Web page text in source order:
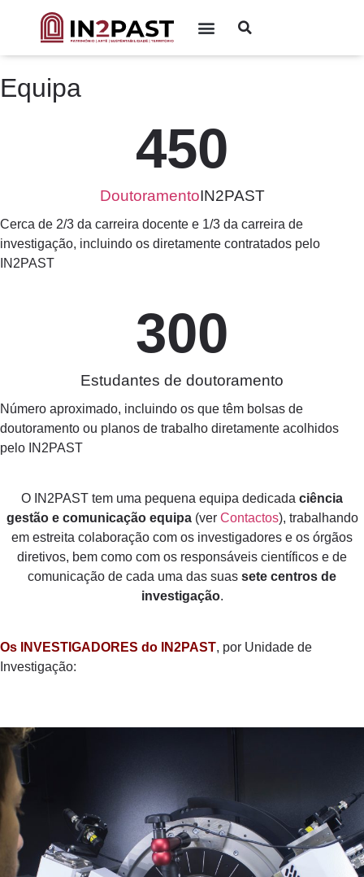
Equipa
DoutoramentoIN2PAST
450
Cerca de 2/3 da carreira docente e 1/3 da carreira de
investigação, incluindo os diretamente contratados pelo
IN2PAST
Estudantes de doutoramento
300
Número aproximado, incluindo os que têm bolsas de
doutoramento ou planos de trabalho diretamente acolhidos
pelo IN2PAST
O IN2PAST tem uma pequena equipa dedicada ciência
gestão e comunicação equipa(ver Contactos), trabalhando
em estreita colaboração com os investigadores e os órgãos
diretivos, bem como com os responsáveis científicos e de
comunicação de cada uma das suas sete centros de
investigação.
Os INVESTIGADORES do IN2PAST, por Unidade de
Investigação: